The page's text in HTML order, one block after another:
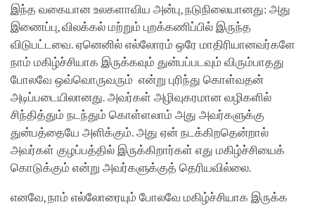
இந்த வகையான உலகளாவிய அன்பு, நடுநிலையானது: அது
இணைப்பு, விலக்கல் மற்றும் புறக்கணிப்பில் இருந்த
விடுபட்டவை. ஏனெனில் எல்லோரம் ஒரே மாதிரியானவர்களே
நாம் மகிழ்ச்சியாக இருக்கவும் துன்பப்படவும் விரும்பாதது
போலவே ஒவ்வொருவரும் என்று புரிந்து கொள்வதன்
அடிப்படையிலானது. அவர்கள் அழிவுகரமான வழிகளில்
சிந்தித்தும் நடந்தும் கொள்ளலாம் அது அவர்களுக்கு
துன்பத்தையே அளிக்கும். அது ஏன் நடக்கிறதென்றால்
அவர்கள் குழப்பத்தில் இருக்கிறார்கள் எது மகிழ்ச்சியைக்
கொடுக்கும் என்று அவர்களுக்குத் தெரியவில்லை.
எனவே, நாம் எல்லோரையும் போலவே மகிழ்ச்சியாக இருக்க